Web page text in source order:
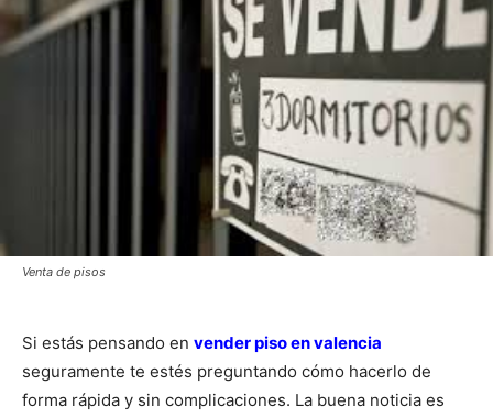
Venta de pisos
Si estás pensando en vender piso en valencia
seguramente te estés preguntando cómo hacerlo de
forma rápida y sin complicaciones. La buena noticia es